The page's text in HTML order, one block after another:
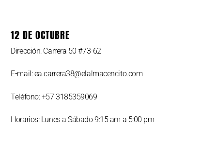
12 DE OCTUBRE
Dirección: Carrera 50 #73-62
E-mail: ea.carrera38@elalmacencito.com
Teléfono: +57 3185359069
Horarios: Lunes a Sábado 9:15 am a 5:00 pm